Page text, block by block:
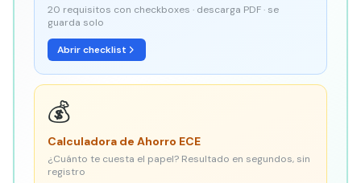
20 requisitos con checkboxes · descarga PDF · se
guarda solo
Abrir checklist
💰
Calculadora de Ahorro ECE
¿Cuánto te cuesta el papel? Resultado en segundos, sin
registro